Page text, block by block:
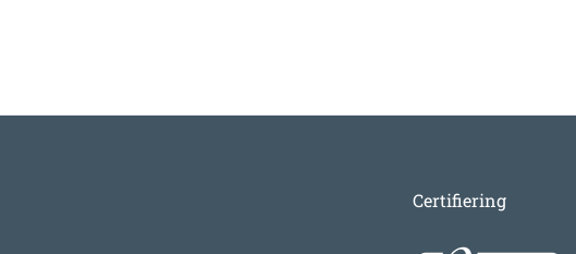
Certifiering